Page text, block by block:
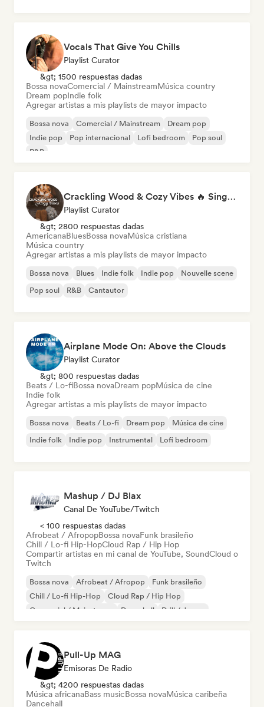
Vocals That Give You Chills
Playlist Curator
&gt; 1500 respuestas dadas
Bossa novaComercial / MainstreamMúsica country
Dream popIndie folk
Agregar artistas a mis playlists de mayor impacto
Bossa nova Comercial / Mainstream
Dream pop
Indie pop
Pop internacional Lofi bedroom
Pop soul
R&B
Crackling Wood & Cozy Vibes 🔥 Singer-Songwriter, Dream Pop & Bedroom Pop
Playlist Curator
&gt; 2800 respuestas dadas
AmericanaBluesBossa novaMúsica cristiana
Música country
Agregar artistas a mis playlists de mayor impacto
Bossa nova Blues Indie folk Indie pop
Nouvelle scene
Pop soul
R&B Cantautor
Airplane Mode On: Above the Clouds
Playlist Curator
&gt; 800 respuestas dadas
Beats / Lo-fiBossa novaDream popMúsica de cine
Indie folk
Agregar artistas a mis playlists de mayor impacto
Bossa nova Beats / Lo-fi Dream pop
Música de cine
Indie folk
Indie pop Instrumental Lofi bedroom
Mashup / DJ Blax
Canal De YouTube/Twitch
< 100 respuestas dadas
Afrobeat / AfropopBossa novaFunk brasileño
Chill / Lo-fi Hip-HopCloud Rap / Hip Hop
Compartir artistas en mi canal de YouTube, SoundCloud o
Twitch
Bossa nova Afrobeat / Afropop
Funk brasileño
Chill / Lo-fi Hip-Hop
Cloud Rap / Hip Hop
Comercial / Mainstream
Dancehall Drill / Jersey
Pull-Up MAG
Emisoras De Radio
&gt; 4200 respuestas dadas
Música africanaBass musicBossa novaMúsica caribeña
Dancehall